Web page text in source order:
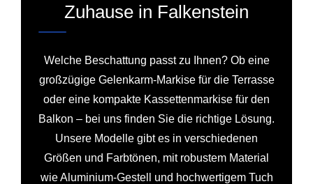
Zuhause in Falkenstein
Welche Beschattung passt zu Ihnen? Ob eine
großzügige Gelenkarm-Markise für die Terrasse
oder eine kompakte Kassettenmarkise für den
Balkon – bei uns finden Sie die richtige Lösung.
Unsere Modelle gibt es in verschiedenen
Größen und Farbtönen, mit robustem Material
wie Aluminium-Gestell und hochwertigem Tuch